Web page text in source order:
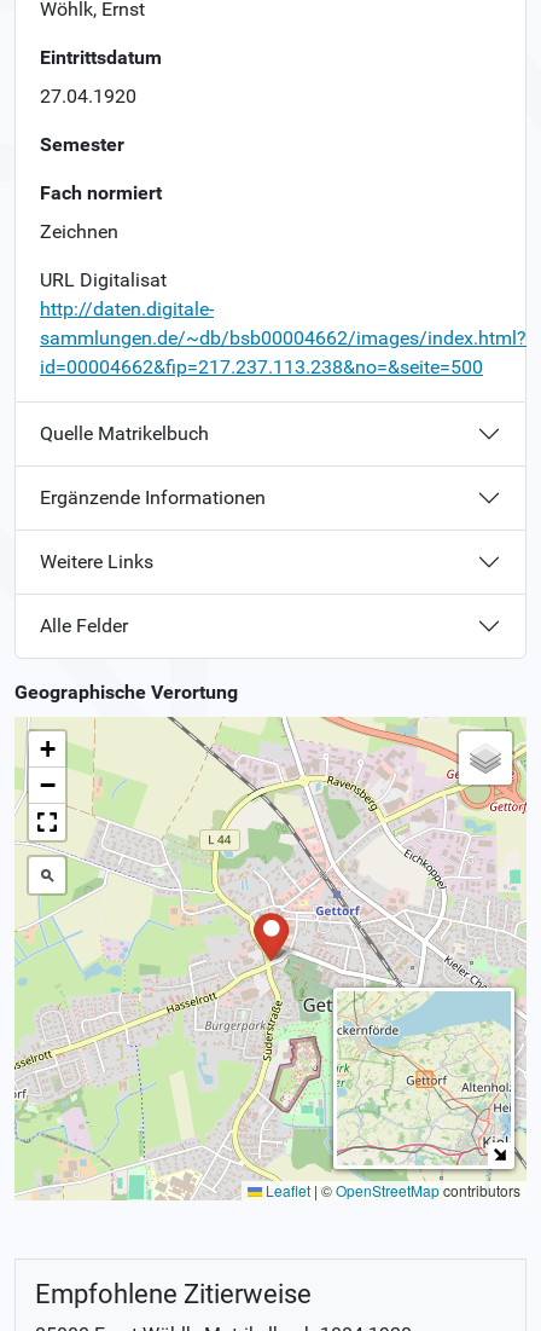
Wöhlk, Ernst
Eintrittsdatum
27.04.1920
Semester
Fach normiert
Zeichnen
URL Digitalisat
http://daten.digitale-
sammlungen.de/~db/bsb00004662/images/index.html?
id=00004662&fip=217.237.113.238&no=&seite=500
Quelle Matrikelbuch
Ergänzende Informationen
Weitere Links
Alle Felder
Geographische Verortung
+
−
Leaflet | ©OpenStreetMapcontributors
Empfohlene Zitierweise